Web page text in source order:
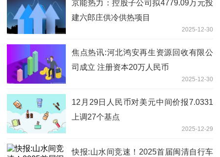
京能热力：控股子公司拟4779.09万元投
建六郎庄供冷供热项目
2025-12-30
焦点热讯:河北鸿安再生资源回收有限公
司成立 注册资本20万人民币
2025-12-30
12月29日人民币对美元中间价报7.0331
上调27个基点
2025-12-29
快报:山水间竞速！2025首届闽清自行车